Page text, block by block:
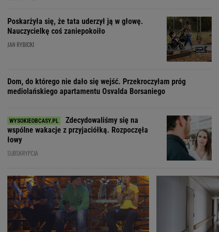
Poskarżyła się, że tata uderzył ją w głowę.
Nauczycielkę coś zaniepokoiło
JAN RYBICKI
Dom, do którego nie dało się wejść. Przekroczyłam próg
mediolańskiego apartamentu Osvalda Borsaniego
Zdecydowaliśmy się na
wspólne wakacje z przyjaciółką. Rozpoczęła
łowy
SUBSKRYPCJA